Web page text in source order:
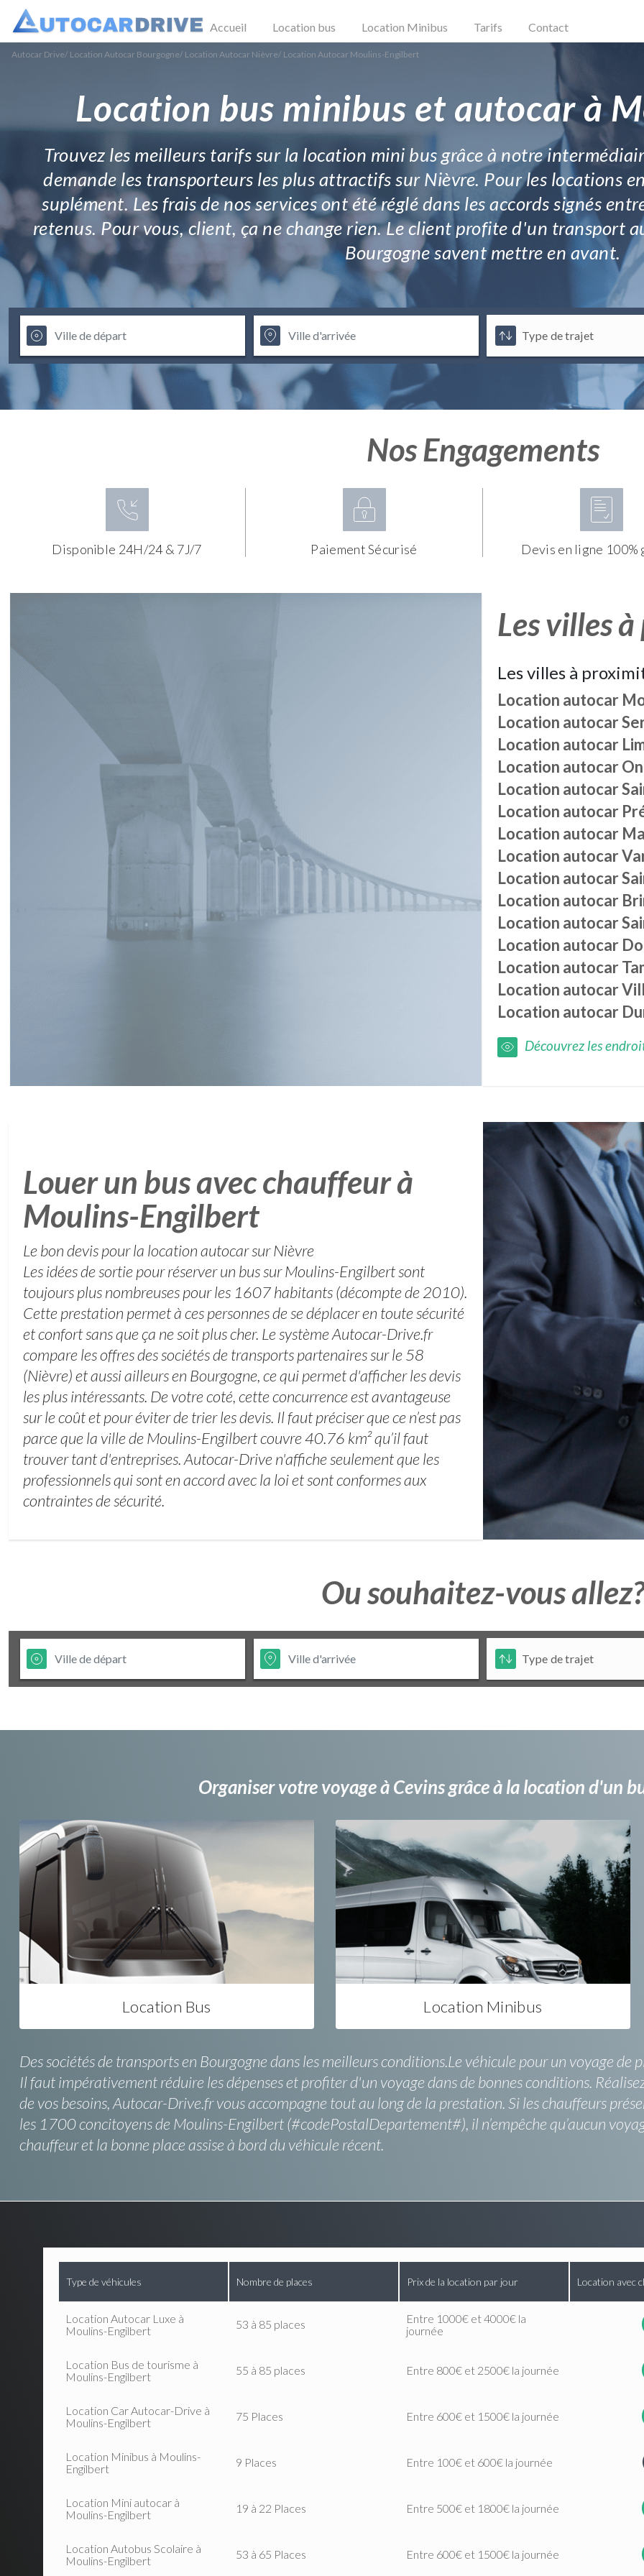
Accueil Location bus Location Minibus Tarifs Contact
Autocar Drive/ Location Autocar Bourgogne/ Location Autocar Nièvre/ Location Autocar Moulins-Engilbert
Location bus minibus et autocar à
Trouvez les meilleurs tarifs sur la location mini bus grâce à notre
demande les transporteurs les plus attractifs sur Nièvre. Pour les locations
suplément. Les frais de nos services ont été réglé dans les accords signés
retenus. Pour vous, client, ça ne change rien. Le client profite d'un transport
Bourgogne savent mettre en avant.
Nos Engagements
Disponible 24H/24 & 7J/7 Paiement Sécurisé Devis en ligne
Les villes
Les villes à
Location autocar
Location autocar
Location autocar
Location autocar
Location autocar
Location autocar
Location autocar
Location autocar
Location autocar
Location autocar
Location autocar
Location autocar
Location autocar
Location autocar
Location autocar
Découvrez les
Louer un bus avec chauffeur à
Moulins-Engilbert
Le bon devis pour la location autocar sur Nièvre
Les idées de sortie pour réserver un bus sur Moulins-Engilbert sont
toujours plus nombreuses pour les 1607 habitants (décompte de 2010).
Cette prestation permet à ces personnes de se déplacer en toute sécurité
et confort sans que ça ne soit plus cher. Le système Autocar-Drive.fr
compare les offres des sociétés de transports partenaires sur le 58
(Nièvre) et aussi ailleurs en Bourgogne, ce qui permet d'afficher les devis
les plus intéressants. De votre coté, cette concurrence est avantageuse
sur le coût et pour éviter de trier les devis. Il faut préciser que ce n’est pas
parce que la ville de Moulins-Engilbert couvre 40.76 km² qu’il faut
trouver tant d'entreprises. Autocar-Drive n'affiche seulement que les
professionnels qui sont en accord avec la loi et sont conformes aux
contraintes de sécurité.
Ou souhaitez-vous allez?
Organiser votre voyage à Cevins grâce à la location d'un
Location Bus Location Minibus
Des sociétés de transports en Bourgogne dans les meilleurs conditions.Le véhicule pour un voyage
Il faut impérativement réduire les dépenses et profiter d'un voyage dans de bonnes conditions.
de vos besoins, Autocar-Drive.fr vous accompagne tout au long de la prestation. Si les chauffeurs
les 1700 concitoyens de Moulins-Engilbert (#codePostalDepartement#), il n’empêche qu’aucun
chauffeur et la bonne place assise à bord du véhicule récent.
Type de véhicules Nombre de places Prix de la location par jour Location avec
Location Autocar Luxe à
Moulins-Engilbert
53 à 85 places
Entre 1000€ et 4000€ la
journée
Location Bus de tourisme à
Moulins-Engilbert
55 à 85 places Entre 800€ et 2500€ la journée
Location Car Autocar-Drive à
Moulins-Engilbert
75 Places Entre 600€ et 1500€ la journée
Location Minibus à Moulins-
Engilbert
9 Places Entre 100€ et 600€ la journée
Location Mini autocar à
Moulins-Engilbert
19 à 22 Places Entre 500€ et 1800€ la journée
Location Autobus Scolaire à
Moulins-Engilbert
53 à 65 Places Entre 600€ et 1500€ la journée